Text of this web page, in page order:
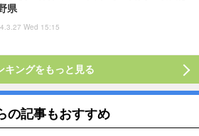
県
Wed 15:15
キングをもっと見る
の記事もおすすめ